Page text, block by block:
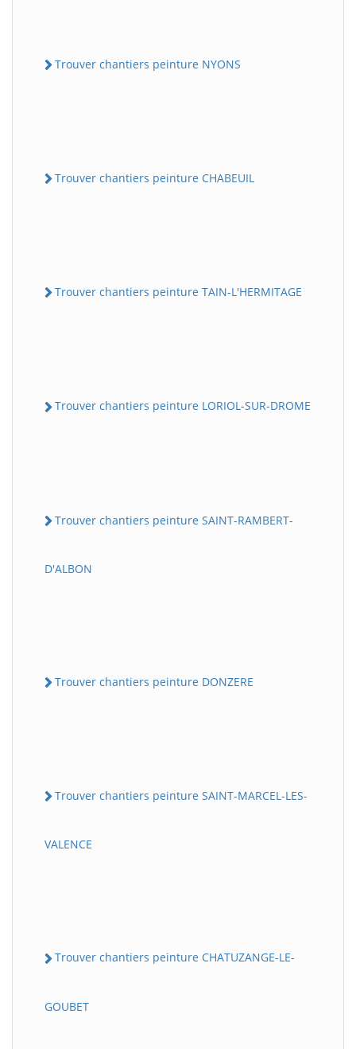
Trouver chantiers peinture NYONS
Trouver chantiers peinture CHABEUIL
Trouver chantiers peinture TAIN-L'HERMITAGE
Trouver chantiers peinture LORIOL-SUR-DROME
Trouver chantiers peinture SAINT-RAMBERT-
D'ALBON
Trouver chantiers peinture DONZERE
Trouver chantiers peinture SAINT-MARCEL-LES-
VALENCE
Trouver chantiers peinture CHATUZANGE-LE-
GOUBET